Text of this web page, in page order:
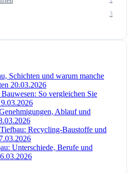
3
Schichten und warum manche
20.03.2026
So vergleichen Sie
Ablauf und
Recycling-Baustoffe und
Unterschiede, Berufe und